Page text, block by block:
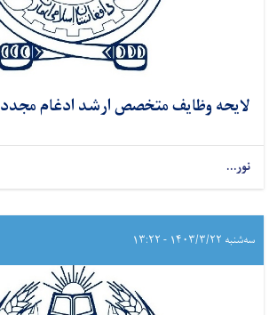
لایحه وظایف متخصص ارشد ادغام مجدد
نور...
سه‌شنبه ۱۴۰۳/۳/۲۲ - ۱۳:۲۲